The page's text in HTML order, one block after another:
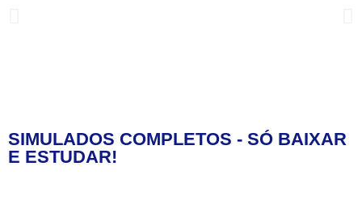
MELHOR ESTRATÉGIA DE
SIMULADOS COMPLETOS - SÓ BAIXAR
E ESTUDAR!